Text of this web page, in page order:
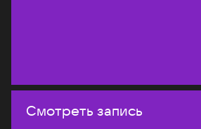
Смотреть запись